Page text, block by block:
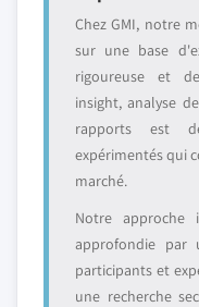
Chez GMI, notre
sur une base
rigoureuse et
insight, analyse
rapports est
expérimentés qui
marché.
Notre approche
approfondie par
participants et
une recherche